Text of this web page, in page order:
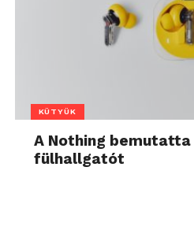
KÜTYÜK
A Nothing bemutatta
fülhallgatót